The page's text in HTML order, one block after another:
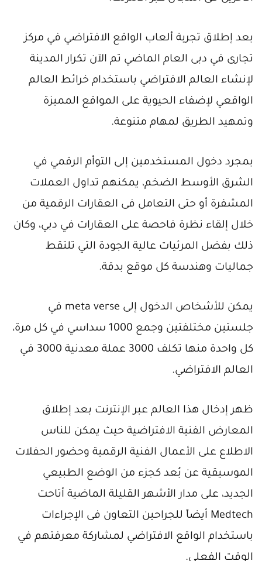
بعد إطلاق تجربة ألعاب الواقع الافتراضي في مركز
تجارى في دبى العام الماضي تم الآن تكرار المدينة
لإنشاء العالم الافتراضي باستخدام خرائط العالم
الواقعي لإضفاء الحيوية على المواقع المميزة
وتمهيد الطريق لمهام متنوعة.
بمجرد دخول المستخدمين إلى التوأم الرقمي في
الشرق الأوسط الضخم، يمكنهم تداول العملات
المشفرة أو حتى التعامل فى العقارات الرقمية من
خلال إلقاء نظرة فاحصة على العقارات في دبي، وكان
ذلك بفضل المرئيات عالية الجودة التي تلتقط
جماليات وهندسة كل موقع بدقة.
يمكن للأشخاص الدخول إلى meta verse في
جلستين مختلفتين وجمع 1000 سداسي في كل مرة،
كل واحدة منها تكلف 3000 عملة معدنية 3000 في
العالم الافتراضي.
ظهر إدخال هذا العالم عبر الإنترنت بعد إطلاق
المعارض الفنية الافتراضية حيث يمكن للناس
الاطلاع على الأعمال الفنية الرقمية وحضور الحفلات
الموسيقية عن بُعد كجزء من الوضع الطبيعي
الجديد، على مدار الأشهر القليلة الماضية أتاحت
Medtech أيضاً للجراحين التعاون فى الإجراءات
باستخدام الواقع الافتراضي لمشاركة معرفتهم في
الوقت الفعلي.